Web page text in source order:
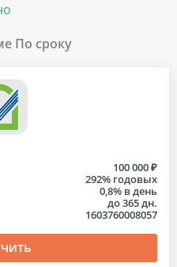
По сроку
100 000 ₽
292% годовых
0,8% в день
до 365 дн.
1603760008057